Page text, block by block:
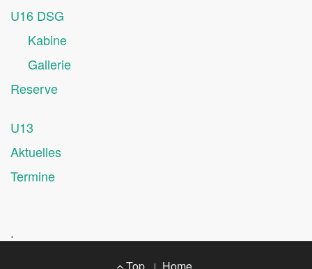
U16 DSG
Kabine
Gallerie
Reserve
U13
Aktuelles
Termine
.